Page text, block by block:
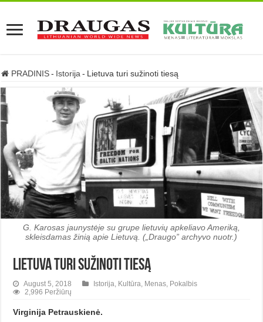
PRADINIS - Istorija - Lietuva turi sužinoti tiesą
G. Karosas jaunystėje su grupe lietuvių apkeliavo Ameriką,
skleisdamas žinią apie Lietuvą. („Draugo” archyvo nuotr.)
Lietuva turi sužinoti tiesą
August 5, 2018 Istorija Kultūra Menas Pokalbis
2,996 Peržiūrų
Virginija Petrauskienė.